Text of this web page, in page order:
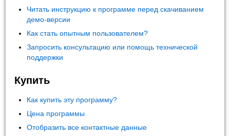
Читать инструкцию к программе перед скачиванием
демо-версии
Как стать опытным пользователем?
Запросить консультацию или помощь технической
поддержки
Купить
Как купить эту программу?
Цена программы
Отобразить все контактные данные